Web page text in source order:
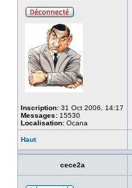
Inscription: 31 Oct 2006, 14:17
Messages: 15530
Localisation: Ocana
Haut
cece2a